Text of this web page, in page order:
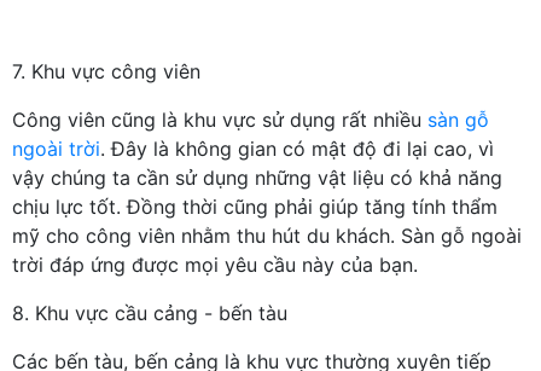
7. Khu vực công viên
Công viên cũng là khu vực sử dụng rất nhiều sàn gỗ
ngoài trời. Đây là không gian có mật độ đi lại cao, vì
vậy chúng ta cần sử dụng những vật liệu có khả năng
chịu lực tốt. Đồng thời cũng phải giúp tăng tính thẩm
mỹ cho công viên nhằm thu hút du khách. Sàn gỗ ngoài
trời đáp ứng được mọi yêu cầu này của bạn.
8. Khu vực cầu cảng - bến tàu
Các bến tàu, bến cảng là khu vực thường xuyên tiếp